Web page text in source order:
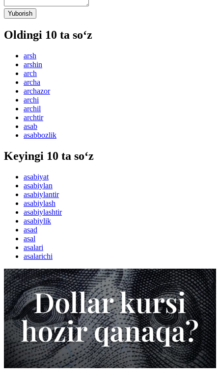
Yuborish
Oldingi 10 ta so‘z
arsh
arshin
arch
archa
archazor
archi
archil
archtir
asab
asabbozlik
Keyingi 10 ta so‘z
asabiyat
asabiylan
asabiylantir
asabiylash
asabiylashtir
asabiylik
asad
asal
asalari
asalarichi